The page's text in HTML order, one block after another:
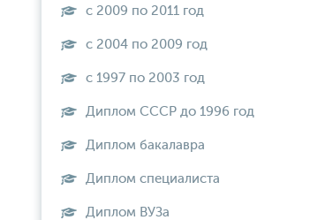
с 2009 по 2011 год
с 2004 по 2009 год
с 1997 по 2003 год
Диплом СССР до 1996 год
Диплом бакалавра
Диплом специалиста
Диплом ВУЗа